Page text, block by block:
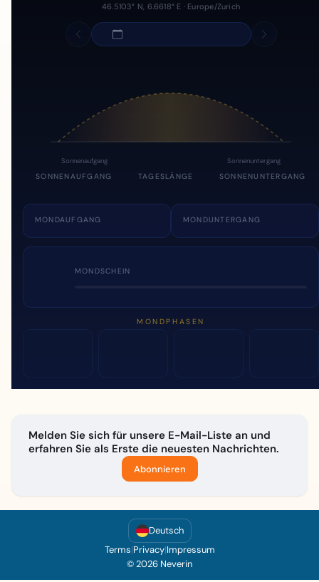
46.5103° N, 6.6618° E · Europe/Zurich
Sonnenaufgang Sonnenuntergang
SONNENAUFGANG TAGESLÄNGE SONNENUNTERGANG
MONDAUFGANG MONDUNTERGANG
MONDSCHEIN
MONDPHASEN
Melden Sie sich für unsere E-Mail-Liste an und
erfahren Sie als Erste die neuesten Nachrichten.
Abonnieren
Deutsch
Terms|Privacy|Impressum
© 2026 Neverin